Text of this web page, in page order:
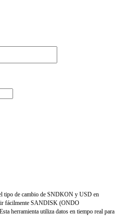
tipo de cambio de SNDKON y USD en
fácilmente SANDISK (ONDO
herramienta utiliza datos en tiempo real para